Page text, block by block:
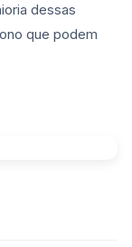
dessas
que podem